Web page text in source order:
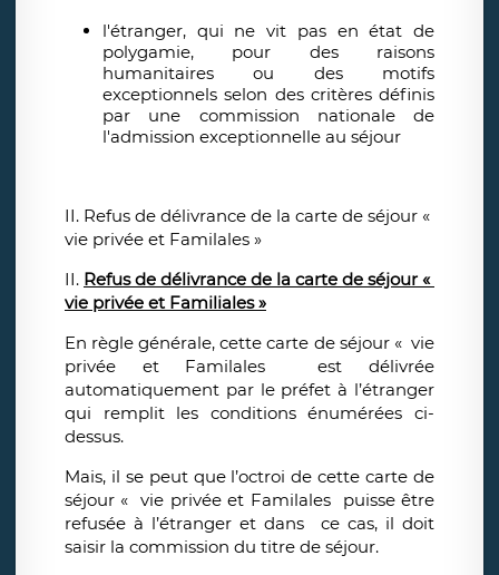
l'étranger, qui ne vit pas en état de
polygamie, pour des raisons
humanitaires ou des motifs
exceptionnels selon des critères définis
par une commission nationale de
l'admission exceptionnelle au séjour
II. Refus de délivrance de la carte de séjour «
vie privée et Familales »
II. Refus de délivrance de la carte de séjour «
vie privée et Familiales »
En règle générale, cette carte de séjour « vie
privée et Familales est délivrée
automatiquement par le préfet à l’étranger
qui remplit les conditions énumérées ci-
dessus.
Mais, il se peut que l’octroi de cette carte de
séjour « vie privée et Familales puisse être
refusée à l’étranger et dans ce cas, il doit
saisir la commission du titre de séjour.